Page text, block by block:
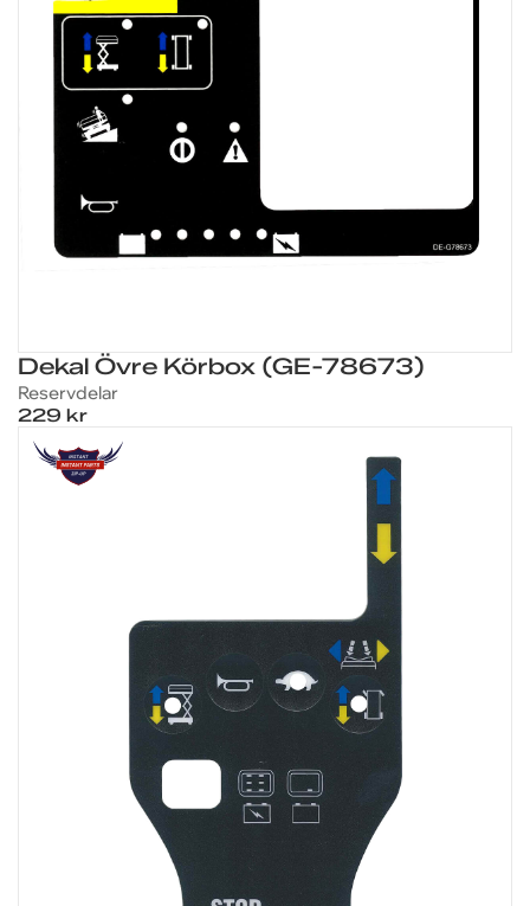
Dekal Övre Körbox (GE-78673)
Reservdelar
229 kr